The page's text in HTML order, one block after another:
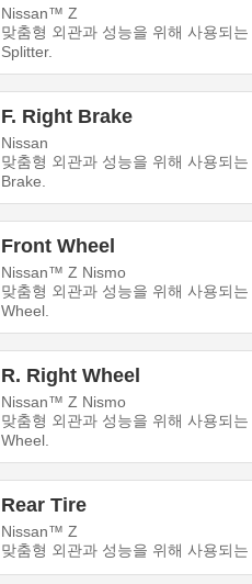
Nissan™ Z
맞춤형 외관과 성능을 위해 사용되
Splitter.
F. Right Brake
Nissan
맞춤형 외관과 성능을 위해 사용되
Brake.
Front Wheel
Nissan™ Z Nismo
맞춤형 외관과 성능을 위해 사용되
Wheel.
R. Right Wheel
Nissan™ Z Nismo
맞춤형 외관과 성능을 위해 사용되
Wheel.
Rear Tire
Nissan™ Z
맞춤형 외관과 성능을 위해 사용되